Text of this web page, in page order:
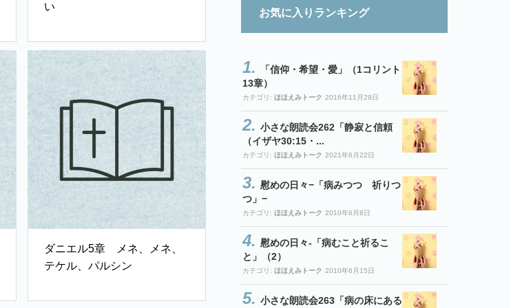
い
ダニエル5章 メネ、メネ、
テケル、パルシン
お気に入りランキング
「信仰・希望・愛」（1コリント
13章）
カテゴリ: ほほえみトーク 2016年11月29日
小さな朗読会262「静寂と信頼
（イザヤ30:15・...
カテゴリ: ほほえみトーク 2021年6月22日
慰めの日々−「病みつつ 祈りつ
つ」−
カテゴリ: ほほえみトーク 2010年6月8日
慰めの日々-「病むこと祈るこ
と」（2）
カテゴリ: ほほえみトーク 2010年6月15日
小さな朗読会263「病の床にある